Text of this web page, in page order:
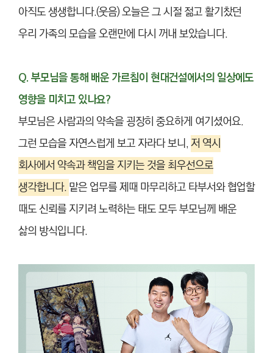
아직도 생생합니다.(웃음) 오늘은 그 시절 젊고 활기찼던
우리 가족의 모습을 오랜만에 다시 꺼내 보았습니다.
Q. 부모님을 통해 배운 가르침이 현대건설에서의 일상에도
영향을 미치고 있나요?
부모님은 사람과의 약속을 굉장히 중요하게 여기셨어요.
그런 모습을 자연스럽게 보고 자라다 보니,저 역시
회사에서 약속과 책임을 지키는 것을 최우선으로
생각합니다.맡은 업무를 제때 마무리하고 타부서와 협업할
때도 신뢰를 지키려 노력하는 태도 모두 부모님께 배운
삶의 방식입니다.